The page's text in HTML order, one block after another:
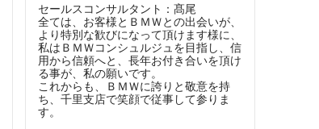
セールスコンサルタント：髙尾
全ては、お客様とＢＭＷとの出会いが、
より特別な歓びになって頂けます様に、
私はＢＭＷコンシュルジュを目指し、信
用から信頼へと、長年お付き合いを頂け
る事が、私の願いです。
これからも、ＢＭＷに誇りと敬意を持
ち、千里支店で笑顔で従事して参りま
す。